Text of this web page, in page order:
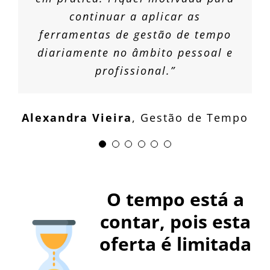
continuar a aplicar as
ferramentas de gestão de tempo
diariamente no âmbito pessoal e
profissional.”
Alexandra Vieira, Gestão de Tempo
adequados. Recomendaria a um
amigo sem dúvida.”
Luís Dias Gestão de Tempo
Jorge Novais Gestão de Tempo
Catarina Andrade Gestão de Tempo
Pedro Luz Gestão de Tempo
Maria Isabel Miranda
Gestão de
Tempo
O tempo está a
contar, pois esta
oferta é limitada